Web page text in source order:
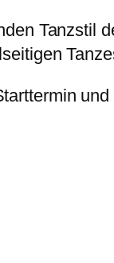
Tanzstil